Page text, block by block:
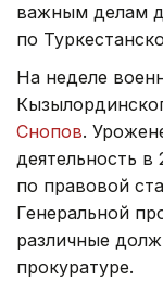
важным делам
по
На неделе
Снопов.
деятельность в
по правовой
Генеральной
различные
прокуратуре.